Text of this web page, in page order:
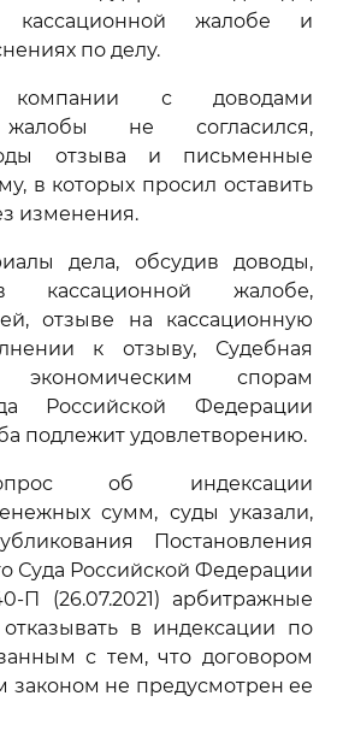
жалобе и
по делу.
компании с доводами
жалобы не согласился,
отзыва и письменные
в которых просил оставить
изменения.
дела, обсудив доводы,
кассационной жалобе,
отзыве на кассационную
к отзыву, Судебная
спорам
Российской Федерации
подлежит удовлетворению.
об индексации
сумм, суды указали,
Постановления
Суда Российской Федерации
П (26.07.2021) арбитражные
в индексации по
с тем, что договором
законом не предусмотрен ее